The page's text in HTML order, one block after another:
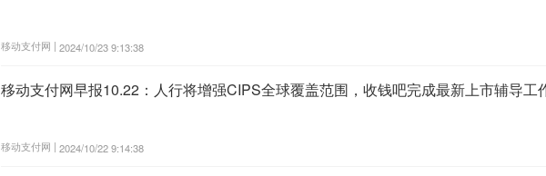
移动支付网 | 2024/10/23 9:13:38
移动支付网早报10.22：人行将增强CIPS全球覆盖范围，收钱吧完成最新上市辅导工
移动支付网 | 2024/10/22 9:14:38